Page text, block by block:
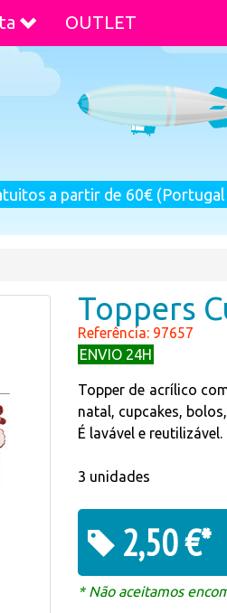
OUTLET
a partir de 60€
Toppers
Referência: 97657
ENVIO 24H
Topper de acrílico
natal, cupcakes,
É lavável e reutilizável.
3 unidades
2,50 €*
* Não aceitamos